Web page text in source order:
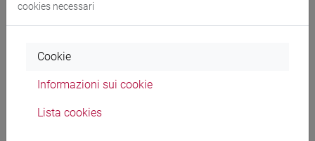
Programma
Docenti
cookies necessari
Cookie
Informazioni sui cookie
Lista cookies